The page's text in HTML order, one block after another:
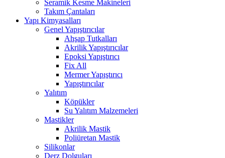
Seramik Kesme Makineleri
Takım Çantaları
Yapı Kimyasalları
Genel Yapıştırıcılar
Ahşap Tutkalları
Akrilik Yapıştırıcılar
Epoksi Yapıştırıcı
Fix All
Mermer Yapıştırıcı
Yapıştırıcılar
Yalıtım
Köpükler
Su Yalıtım Malzemeleri
Mastikler
Akrilik Mastik
Poliüretan Mastik
Silikonlar
Derz Dolguları